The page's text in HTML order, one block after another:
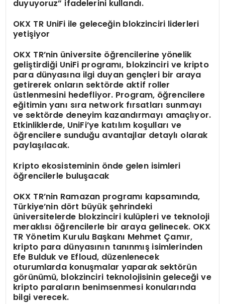
duyuyoruz” ifadelerini kullandı.
OKX TR UniFi ile geleceğin blokzinciri liderleri
yetişiyor
OKX TR’nin üniversite öğrencilerine yönelik
geliştirdiği UniFi programı, blokzinciri ve kripto
para dünyasına ilgi duyan gençleri bir araya
getirerek onların sektörde aktif roller
üstlenmesini hedefliyor. Program, öğrencilere
eğitimin yanı sıra network fırsatları sunmayı
ve sektörde deneyim kazandırmayı amaçlıyor.
Etkinliklerde, UniFi’ye katılım koşulları ve
öğrencilere sunduğu avantajlar detaylı olarak
paylaşılacak.
Kripto ekosisteminin önde gelen isimleri
öğrencilerle buluşacak
OKX TR’nin Ramazan programı kapsamında,
Türkiye’nin dört büyük şehrindeki
üniversitelerde blokzinciri kulüpleri ve teknoloji
meraklısı öğrencilerle bir araya gelinecek. OKX
TR Yönetim Kurulu Başkanı Mehmet Çamır,
kripto para dünyasının tanınmış isimlerinden
Efe Bulduk ve Efloud, düzenlenecek
oturumlarda konuşmalar yaparak sektörün
görünümü, blokzinciri teknolojisinin geleceği ve
kripto paraların benimsenmesi konularında
bilgi verecek.